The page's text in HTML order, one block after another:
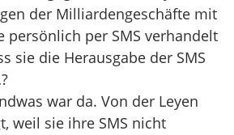
der Milliardengeschäfte mit
persönlich per SMS verhandelt
sie die Herausgabe der SMS
war da. Von der Leyen
weil sie ihre SMS nicht